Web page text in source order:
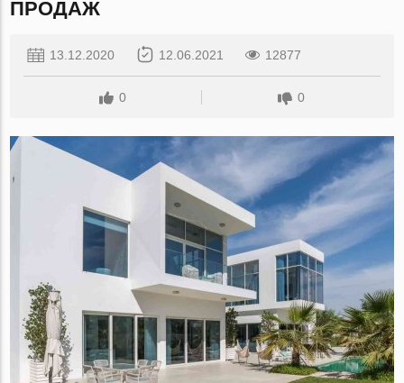
ПРОДАЖ
13.12.2020 12.06.2021 12877
0 0